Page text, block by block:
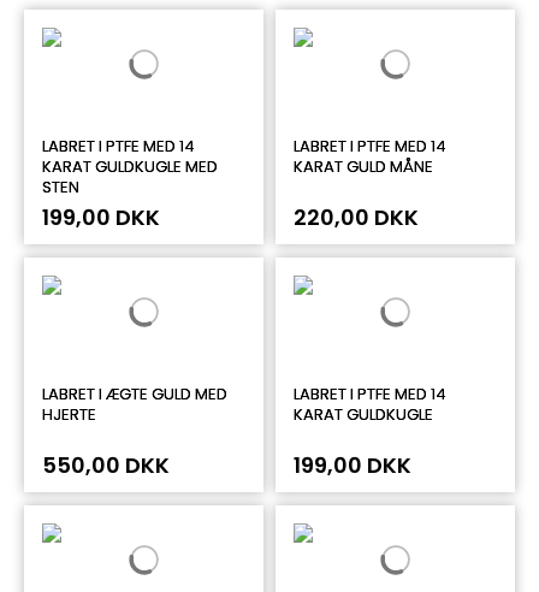
LABRET I PTFE MED 14
KARAT GULDKUGLE MED
STEN
199,00 DKK
LABRET I PTFE MED 14
KARAT GULD MÅNE
220,00 DKK
LABRET I ÆGTE GULD MED
HJERTE
550,00 DKK
LABRET I PTFE MED 14
KARAT GULDKUGLE
199,00 DKK